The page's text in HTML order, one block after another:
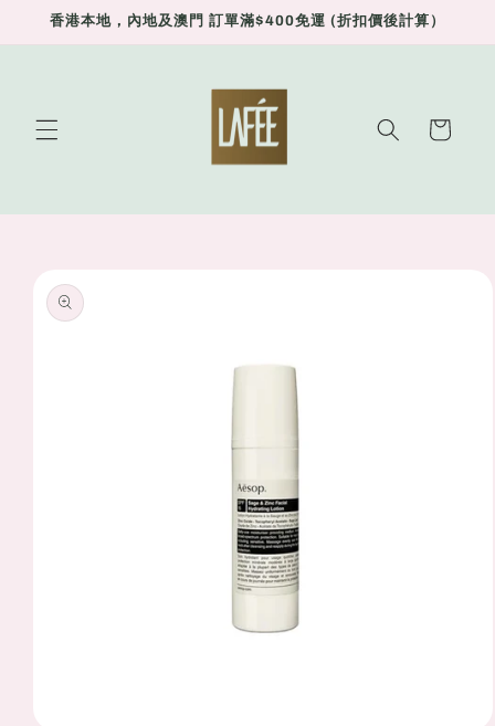
Skip to
香港本地，內地及澳門 訂單滿$400免運 (折扣價後計算）
Cart
product
information